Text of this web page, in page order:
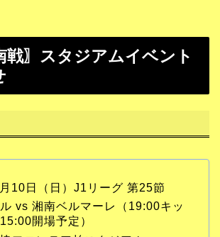
戦〗スタジアムイベント
10日（日）J1リーグ 第25節
vs 湘南ベルマーレ（19:00キッ
開場予定）